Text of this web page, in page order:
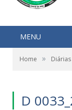
MENU
Home »
D